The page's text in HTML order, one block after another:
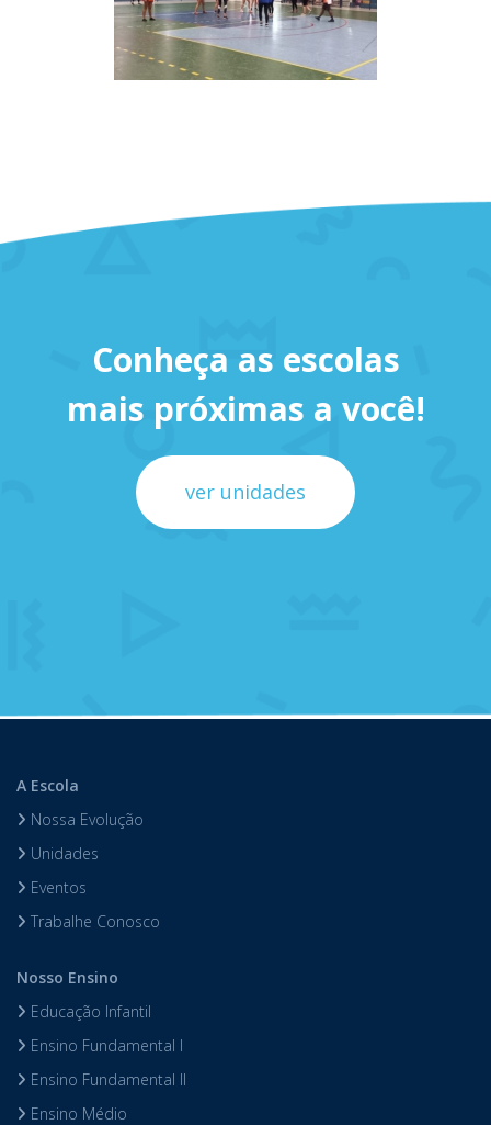
Conheça as escolas
mais próximas a você!
ver unidades
A Escola
Nossa Evolução
Unidades
Eventos
Trabalhe Conosco
Nosso Ensino
Educação Infantil
Ensino Fundamental I
Ensino Fundamental II
Ensino Médio